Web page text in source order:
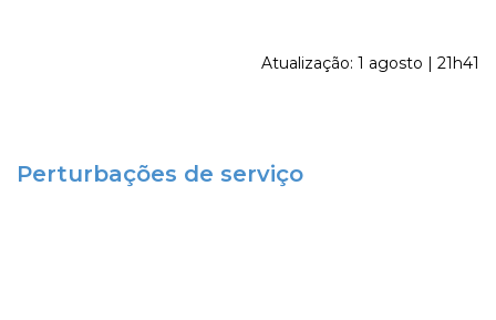
Atualização: 1 agosto | 21h41
Perturbações de serviço